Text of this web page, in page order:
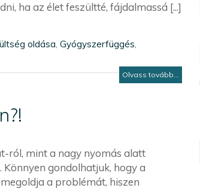
ha az élet feszültté, fájdalmassá [...]
oldása,Gyógyszerfüggés,
Olvass tovább...
ról, mint a nagy nyomás alatt
gondolhatjuk, hogy a
a problémát, hiszen